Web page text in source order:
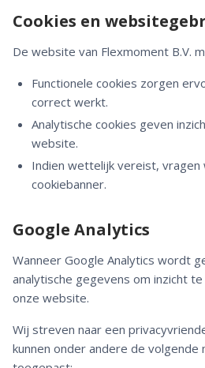
Cookies en
De website van Flexmoment B.V.
Functionele cookies zorgen
correct werkt.
Analytische cookies geven
website.
Indien wettelijk vereist,
cookiebanner.
Google Analytics
Wanneer Google Analytics wordt
analytische gegevens om inzicht
onze website.
Wij streven naar een
kunnen onder andere de